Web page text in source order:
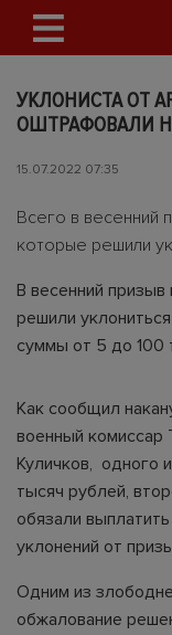
УКЛОНИСТА ОТ
ОШТРАФОВАЛИ
15.07.2022 07:35
Всего в весенний
которые решили
В весенний
решили
суммы от 5 до 100
Как сообщил
военный
Куличков, одного
тысяч рублей,
обязали
уклонений от
Одним из
обжалование